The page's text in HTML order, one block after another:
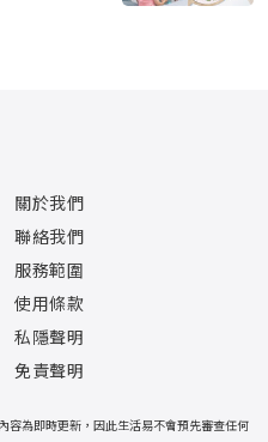
關於我們
聯絡我們
服務範圍
使用條款
私隱聲明
免責聲明
容為即時更新，因此生活易不會預先審查任何